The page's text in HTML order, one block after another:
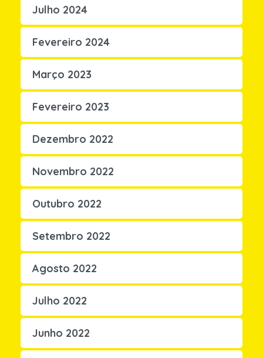
Julho 2024
Fevereiro 2024
Março 2023
Fevereiro 2023
Dezembro 2022
Novembro 2022
Outubro 2022
Setembro 2022
Agosto 2022
Julho 2022
Junho 2022